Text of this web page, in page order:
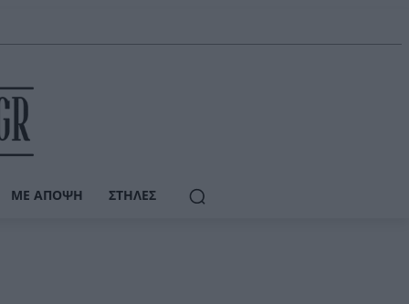
ΜΕ ΆΠΟΨΗ ΣΤΉΛΕΣ